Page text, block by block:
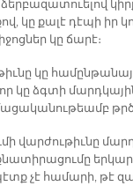
կը քա­լէ դէ­պի իր
կը ճա­րէ։
կը
կը ձգտի
վար­ժու­թիւ­նը
չէ հա­մա­րի, թէ